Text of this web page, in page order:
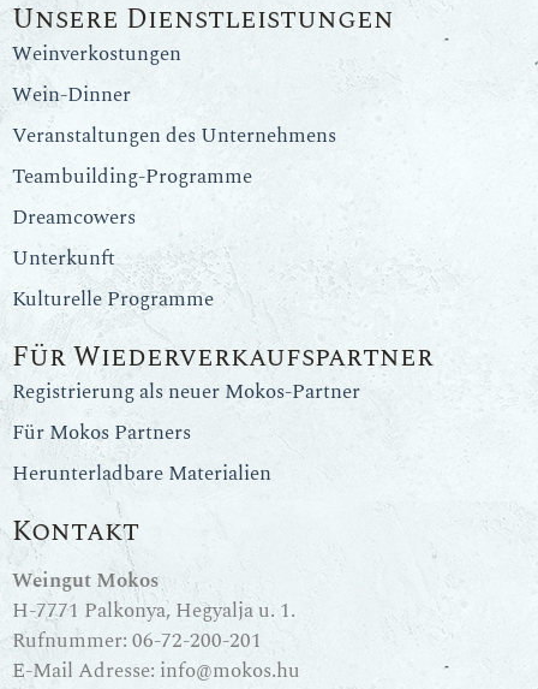
Unsere Dienstleistungen
Weinverkostungen
Wein-Dinner
Veranstaltungen des Unternehmens
Teambuilding-Programme
Dreamcowers
Unterkunft
Kulturelle Programme
Für Wiederverkaufspartner
Registrierung als neuer Mokos-Partner
Für Mokos Partners
Herunterladbare Materialien
Kontakt
Weingut Mokos
H-7771 Palkonya, Hegyalja u. 1.
Rufnummer:06-72-200-201
E-Mail Adresse: info@mokos.hu